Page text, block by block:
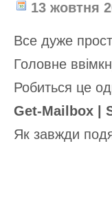
13 жовтня
Все дуже
Головне
Робиться це
Get-Mailbox |
Як завжди